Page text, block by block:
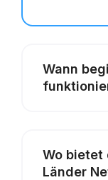
Wann
Wo bietet
Länder